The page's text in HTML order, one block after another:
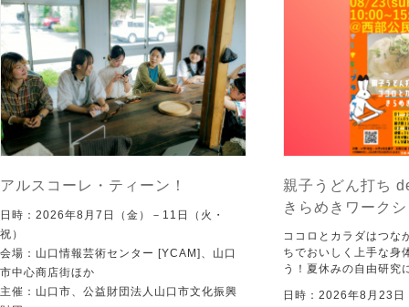
アルスコーレ・ティーン！
日時：2026年8月7日（金）－11日（火・
祝）
会場：山口情報芸術センター [YCAM]、山口
市中心商店街ほか
主催：山口市、公益財団法人山口市文化振興
親子うどん打ち
きらめきワーク
ココロとカラダはつな
ちでおいしく上手な身
う！夏休みの自由研究
日時：2026年8月23日